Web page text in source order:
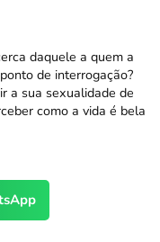
daquele a quem a
de interrogação?
a sua sexualidade de
como a vida é bela